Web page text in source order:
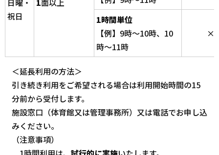
日曜・
祝日
1面以上
1時間単位
【例】9時～10時、10
時～11時
×
＜延長利用の方法＞
引き続き利用をご希望される場合は利用開始時間の15
分前から受付します。
施設窓口（体育館又は管理事務所）又は電話でお申し込
みください。
（注意事項）